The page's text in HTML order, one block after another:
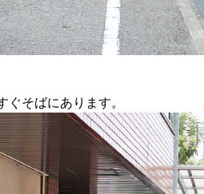
ぐそばにあります。